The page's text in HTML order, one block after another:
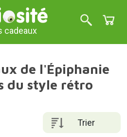
cadeaux
de l'Épiphanie
du style rétro
Trier